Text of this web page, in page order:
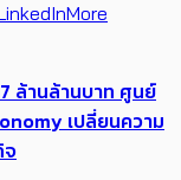
More
ล้านล้านบาท ศูนย์
เปลี่ยนความ
จ